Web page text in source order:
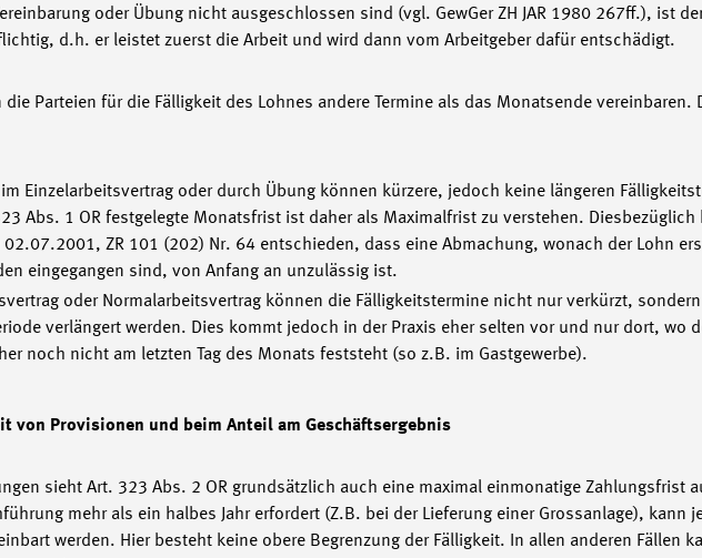
oder Übung nicht ausgeschlossen sind (vgl. GewGer ZH JAR 1980 267ff.), ist
d.h. er leistet zuerst die Arbeit und wird dann vom Arbeitgeber dafür entschädigt.
Parteien für die Fälligkeit des Lohnes andere Termine als das Monatsende vereinbaren.
Einzelarbeitsvertrag oder durch Übung können kürzere, jedoch keine längeren
Abs. 1 OR festgelegte Monatsfrist ist daher als Maximalfrist zu verstehen.
ZR 101 (202) Nr. 64 entschieden, dass eine Abmachung, wonach der Lohn
eingegangen sind, von Anfang an unzulässig ist.
oder Normalarbeitsvertrag können die Fälligkeitstermine nicht nur verkürzt,
verlängert werden. Dies kommt jedoch in der Praxis eher selten vor und nur dort, wo
noch nicht am letzten Tag des Monats feststeht (so z.B. im Gastgewerbe).
von Provisionen und beim Anteil am Geschäftsergebnis
sieht Art. 323 Abs. 2 OR grundsätzlich auch eine maximal einmonatige Zahlungsfrist
mehr als ein halbes Jahr erfordert (Z.B. bei der Lieferung einer Grossanlage), kann
werden. Hier besteht keine obere Begrenzung der Fälligkeit. In allen anderen Fällen